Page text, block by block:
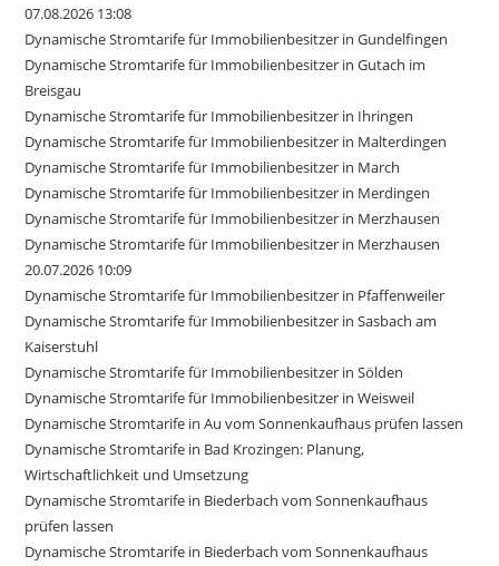
07.08.2026 13:08
Dynamische Stromtarife für Immobilienbesitzer in Gundelfingen
Dynamische Stromtarife für Immobilienbesitzer in Gutach im
Breisgau
Dynamische Stromtarife für Immobilienbesitzer in Ihringen
Dynamische Stromtarife für Immobilienbesitzer in Malterdingen
Dynamische Stromtarife für Immobilienbesitzer in March
Dynamische Stromtarife für Immobilienbesitzer in Merdingen
Dynamische Stromtarife für Immobilienbesitzer in Merzhausen
Dynamische Stromtarife für Immobilienbesitzer in Merzhausen
20.07.2026 10:09
Dynamische Stromtarife für Immobilienbesitzer in Pfaffenweiler
Dynamische Stromtarife für Immobilienbesitzer in Sasbach am
Kaiserstuhl
Dynamische Stromtarife für Immobilienbesitzer in Sölden
Dynamische Stromtarife für Immobilienbesitzer in Weisweil
Dynamische Stromtarife in Au vom Sonnenkaufhaus prüfen lassen
Dynamische Stromtarife in Bad Krozingen: Planung,
Wirtschaftlichkeit und Umsetzung
Dynamische Stromtarife in Biederbach vom Sonnenkaufhaus
prüfen lassen
Dynamische Stromtarife in Biederbach vom Sonnenkaufhaus